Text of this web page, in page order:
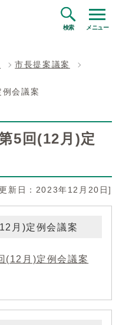
検索 メニュー
市長提案議案
会議案
5回(12月)定
新日：2023年12月20日]
月)定例会議案
(12月)定例会議案